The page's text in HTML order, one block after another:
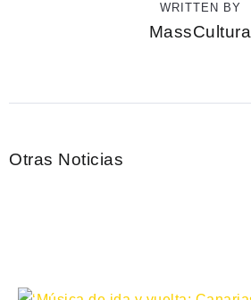
WRITTEN BY
MassCultura
Otras Noticias